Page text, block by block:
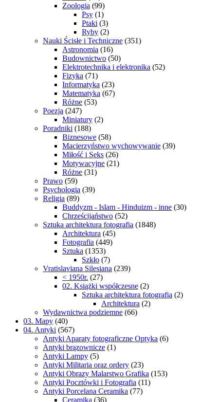
Zoologia (99)
Psy (1)
Ptaki (3)
Ryby (2)
Nauki Ścisłe i Techniczne (351)
Astronomia (16)
Budownictwo (50)
Elektrotechnika i elektronika (52)
Fizyka (71)
Informatyka (23)
Matematyka (67)
Różne (53)
Poezja (247)
Miniatury (2)
Poradniki (188)
Biznesowe (58)
Macierzyństwo wychowywanie (39)
Miłość i Seks (26)
Motywacyjne (21)
Różne (31)
Prawo (59)
Psychologia (39)
Religia (89)
Buddyzm - Islam - Hinduizm - inne (30)
Chrześcijaństwo (52)
Sztuka architektura fotografia (1848)
Architektura (45)
Fotografia (449)
Sztuka (1353)
Szkło (7)
Vratislaviana Silesiana (239)
< 1950r. (27)
02. Książki współczesne (2)
Sztuka architektura fotografia (2)
Architektura (2)
Wydawnictwa podziemne (66)
03. Mapy (40)
04. Antyki (567)
Antyki Aparaty fotograficzne Optyka (6)
Antyki brązownicze (1)
Antyki Lampy (5)
Antyki Militaria oraz ordery (23)
Antyki Obrazy Malarstwo Grafika (153)
Antyki Pocztówki i Fotografia (11)
Antyki Porcelana Ceramika (77)
Ceramika (36)